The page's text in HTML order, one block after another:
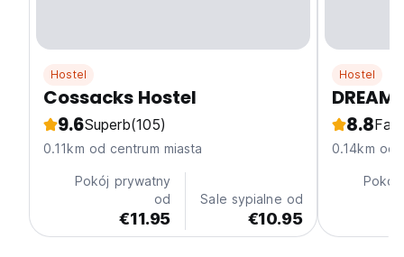
Hostel
Cossacks Hostel
9.6Superb(105)
0.11km od centrum miasta
Pokój prywatny
od
€11.95
Sale sypialne od
€10.95
Hostel
8.8
0.14km od
Pokój